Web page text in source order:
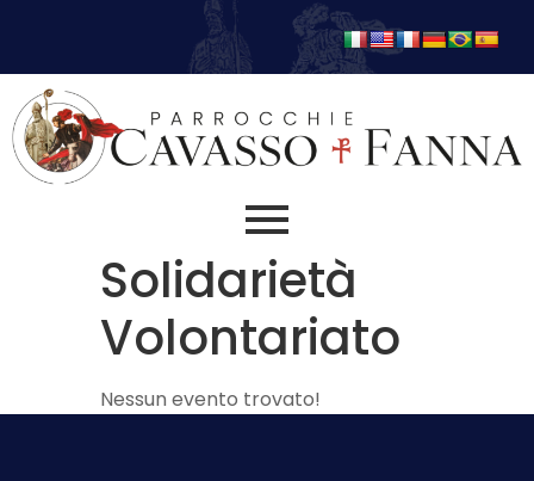
Solidarietà
Volontariato
Nessun evento trovato!